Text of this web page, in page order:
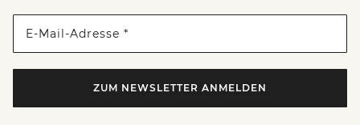
E-Mail-Adresse *
ZUM NEWSLETTER ANMELDEN